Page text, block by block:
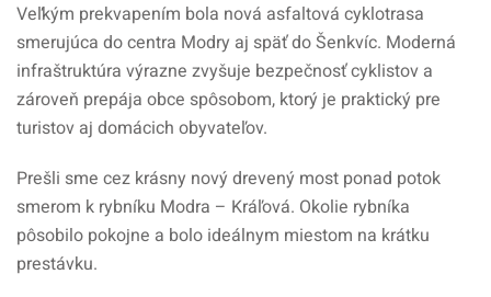
Veľkým prekvapením bola nová asfaltová cyklotrasa
smerujúca do centra Modry aj späť do Šenkvíc. Moderná
infraštruktúra výrazne zvyšuje bezpečnosť cyklistov a
zároveň prepája obce spôsobom, ktorý je praktický pre
turistov aj domácich obyvateľov.
Prešli sme cez krásny nový drevený most ponad potok
smerom k rybníku Modra – Kráľová. Okolie rybníka
pôsobilo pokojne a bolo ideálnym miestom na krátku
prestávku.